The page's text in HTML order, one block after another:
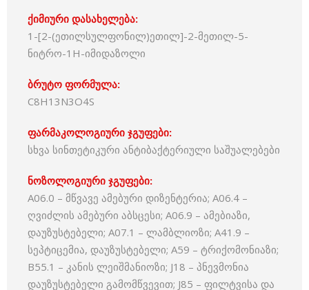
ქიმიური დასახელება:
1-[2-(ეთილსულფონილ)ეთილ]-2-მეთილ-5-
ნიტრო-1Н-იმიდაზოლი
ბრუტო ფორმულა:
C8H13N3O4S
ფარმაკოლოგიური ჯგუფები:
სხვა სინთეტიკური ანტიბაქტერიული საშუალებები
ნოზოლოგიური ჯგუფები:
A06.0 – მწვავე ამებური დიზენტერია; A06.4 –
ღვიძლის ამებური აბსცესი; A06.9 – ამებიაზი,
დაუზუსტებელი; A07.1 – ლამბლიოზი; A41.9 –
სეპტიცემია, დაუზუსტებელი; A59 – ტრიქომონიაზი;
B55.1 – კანის ლეიშმანიოზი; J18 – პნევმონია
დაუზუსტებელი გამომწვევით; J85 – ფილტვისა და